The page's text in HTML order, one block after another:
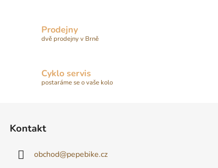
Prodejny
dvě prodejny v Brně
Cyklo servis
postaráme se o vaše kolo
Kontakt
obchod@pepebike.cz